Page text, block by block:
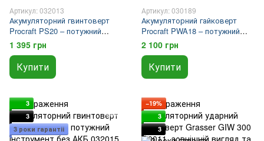
Артикул: 032013
Акумуляторний гвинтоверт
Procraft PS20 – потужний
помічник
1 395 грн
Купити
Артикул: 030189
Акумуляторний гайковерт
Procraft PWA18 – потужний
інструмент
2 100 грн
Купити
3
3
3 роки гарантіі
−19%
3
3